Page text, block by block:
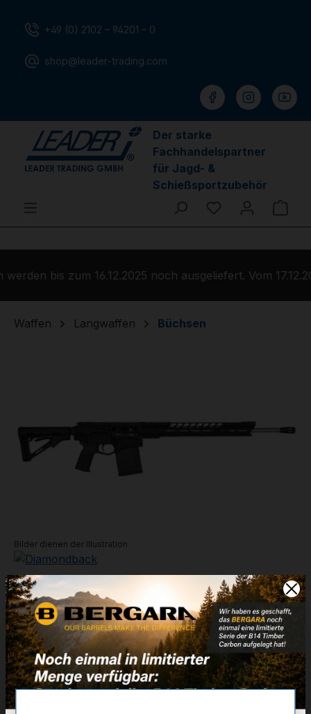
+49 (0) 2102 – 94201 – 0
shop@leader-trading.com
Der starke
Fachhandelspartner
für Jagd- &
Schießsportzubehör
Du hast 0
bis zum 16.12.2025 noch ausgeliefert. Vom
Waffen Langwaffen Büchsen
Bilder dienen der Illustration
DB1065CBGB10-CIP
6,5 Creedmoor - 20'' Lauf
Artikelnummer:25-02635
2.465,00 €